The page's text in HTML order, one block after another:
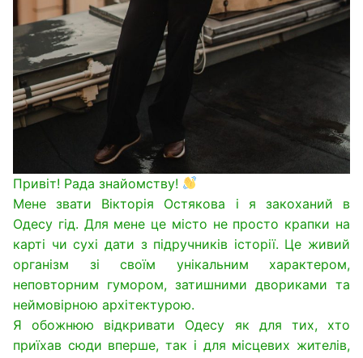
Привіт! Рада знайомству!
Мене звати Вікторія Остякова і я закоханий в
Одесу гід. Для мене це місто не просто крапки на
карті чи сухі дати з підручників історії. Це живий
організм зі своїм унікальним характером,
неповторним гумором, затишними двориками та
неймовірною архітектурою.
Я обожнюю відкривати Одесу як для тих, хто
приїхав сюди вперше, так і для місцевих жителів,